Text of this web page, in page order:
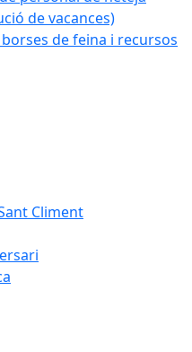
de vacances)
de feina i recursos
Climent